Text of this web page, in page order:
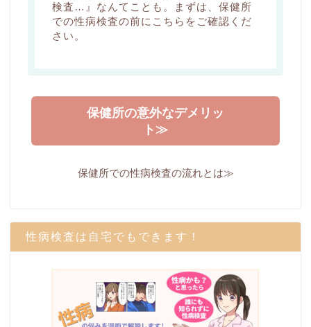
検査…』なんてことも。まずは、保健所
での性病検査の前にこちらをご確認くだ
さい。
保健所の意外なデメリッ
ト≫
保健所での性病検査の流れとは≫
性病検査は自宅でもできます！